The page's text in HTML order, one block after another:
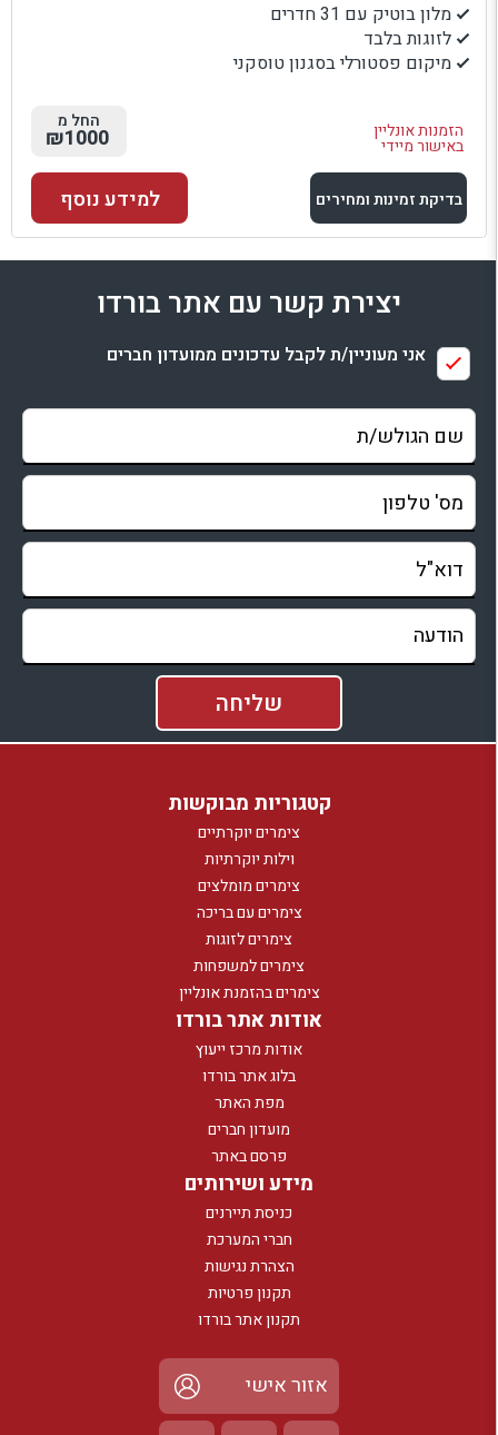
מלון בוטיק עם 31 חדרים
לזוגות בלבד
מיקום פסטורלי בסגנון טוסקני
הזמנות אונליין
באישור מיידי
החל מ
₪1000
בדיקת זמינות ומחירים
למתחם זה
בדיקת זמינות ומחירים
למידע נוסף
יצירת קשר עם אתר בורדו
אני מעוניין/ת לקבל עדכונים ממועדון חברים
קטגוריות מבוקשות
צימרים יוקרתיים
וילות יוקרתיות
צימרים מומלצים
צימרים עם בריכה
צימרים לזוגות
צימרים למשפחות
צימרים בהזמנת אונליין
אודות אתר בורדו
אודות מרכז ייעוץ
בלוג אתר בורדו
מפת האתר
מועדון חברים
פרסם באתר
מידע ושירותים
כניסת תיירנים
חברי המערכת
הצהרת נגישות
תקנון פרטיות
תקנון אתר בורדו
אזור אישי